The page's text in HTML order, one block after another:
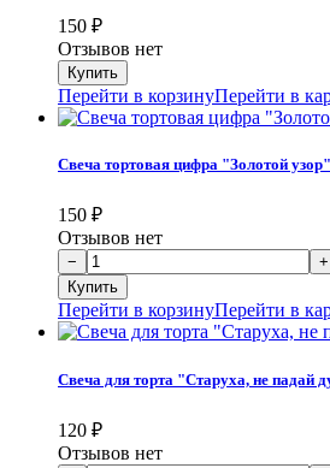
150 ₽
Отзывов нет
Перейти в корзинуПерейти в
Свеча тортовая цифра "Золотой
150 ₽
Отзывов нет
Перейти в корзинуПерейти в
Свеча для торта "Старуха, не падай
120 ₽
Отзывов нет